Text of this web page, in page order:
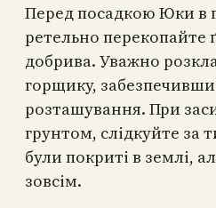
Перед посадкою Юки в
ретельно перекопайте
добрива. Уважно
горщику,
розташування. При
грунтом, слідкуйте за
були покриті в землі,
зовсім.